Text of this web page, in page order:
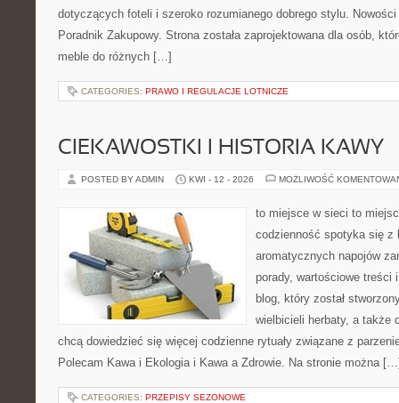
dotyczących foteli i szeroko rozumianego dobrego stylu.
Poradnik Zakupowy. Strona została zaprojektowana dla osób,
meble do różnych […]
CATEGORIES: PRAWO I REGULACJE LOTNICZE
CIEKAWOSTKI I HISTORIA KAWY
POSTED BY ADMIN KWI - 12 - 2026 MOŻLIWOŚĆ
to miejsce w sieci to
codzienność spotyka się z
aromatycznych napojów
porady, wartościowe treści
blog, który został
wielbicieli herbaty, a także
chcą dowiedzieć się więcej codzienne rytuały związane z
Polecam Kawa i Ekologia i Kawa a Zdrowie. Na stronie można
CATEGORIES: PRZEPISY SEZONOWE